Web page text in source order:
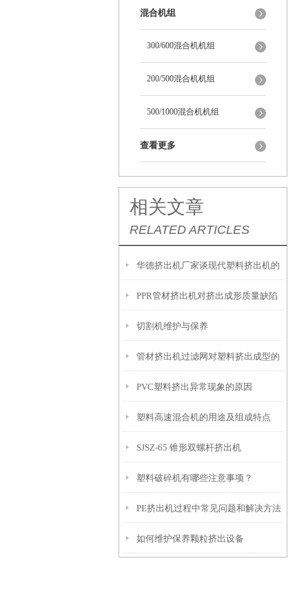
混合机组
300/600混合机机组
200/500混合机机组
500/1000混合机机组
查看更多
相关文章
RELATED ARTICLES
华德挤出机厂家谈现代塑料挤出机的
几个发展方向
PPR管材挤出机对挤出成形质量缺陷
及解决对策
切割机维护与保养
管材挤出机过滤网对塑料挤出成型的
影响
PVC塑料挤出异常现象的原因
塑料高速混合机的用途及组成特点
SJSZ-65 锥形双螺杆挤出机
塑料破碎机有哪些注意事项？
PE挤出机过程中常见问题和解决方法
如何维护保养颗粒挤出设备